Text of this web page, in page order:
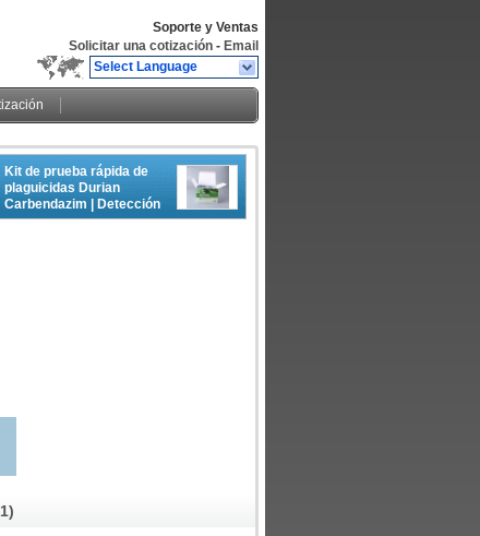
Soporte y Ventas
Solicitar una cotización - Email
Select Language
Kit de prueba rápida de
plaguicidas Durian
Carbendazim | Detección
rápida y fácil de residuos